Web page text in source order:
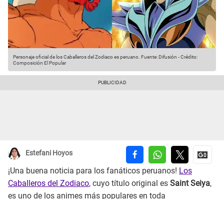
Personaje oficial de los Caballeros del Zodiaco es peruano. Fuente: Difusión -Crédito:
Composición El Popular
Estefani Hoyos
¡Una buena noticia para los fanáticos peruanos! Los
Caballeros del Zodiaco, cuyo título original es Saint Seiya,
es uno de los animes más populares en toda